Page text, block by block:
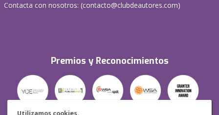
Utilizamos cookies.
Contacta con nosotros: (contacto@clubdeautores.com)
Premios y Reconocimientos